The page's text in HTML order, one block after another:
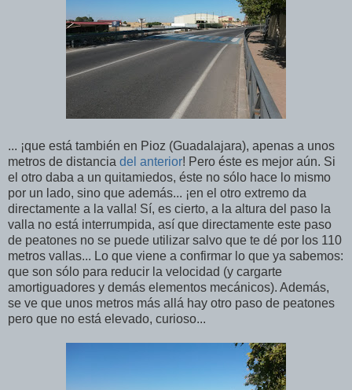
... ¡que está también en Pioz (Guadalajara), apenas a unos
metros de distancia del anterior! Pero éste es mejor aún. Si
el otro daba a un quitamiedos, éste no sólo hace lo mismo
por un lado, sino que además... ¡en el otro extremo da
directamente a la valla! Sí, es cierto, a la altura del paso la
valla no está interrumpida, así que directamente este paso
de peatones no se puede utilizar salvo que te dé por los 110
metros vallas... Lo que viene a confirmar lo que ya sabemos:
que son sólo para reducir la velocidad (y cargarte
amortiguadores y demás elementos mecánicos). Además,
se ve que unos metros más allá hay otro paso de peatones
pero que no está elevado, curioso...